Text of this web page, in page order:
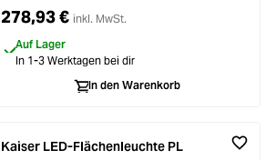
278,93 € inkl. MwSt.
Auf Lager
In 1-3 Werktagen bei dir
In den Warenkorb
Kaiser LED-Flächenleuchte PL